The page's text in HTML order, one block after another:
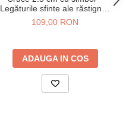
Legăturile sfinte ale răstignirii
lui Iisus
109,00 RON
ADAUGA IN COS